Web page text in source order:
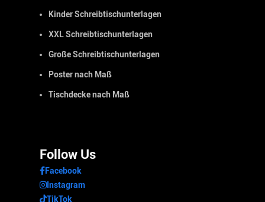
Kinder Schreibtischunterlagen
XXL Schreibtischunterlagen
Große Schreibtischunterlagen
Poster nach Maß
Tischdecke nach Maß
Follow Us
Facebook
Instagram
TikTok